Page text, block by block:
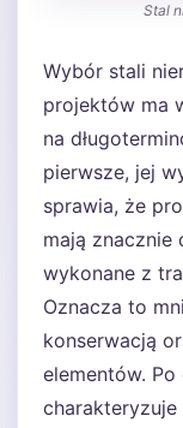
Stal
Wybór stali
projektów ma
na
pierwsze, jej
sprawia, że
mają znacznie
wykonane z
Oznacza to
konserwacją
elementów.
charakteryzuje